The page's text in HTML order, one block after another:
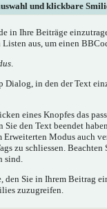
und klickbare
in Ihre Beiträge
aus, um einen
.
in den der Text
eines Knopfes das
den Text beendet
Modus auch
zu schliessen.
sind.
Sie in Ihrem Beitrag
zuzugreifen.